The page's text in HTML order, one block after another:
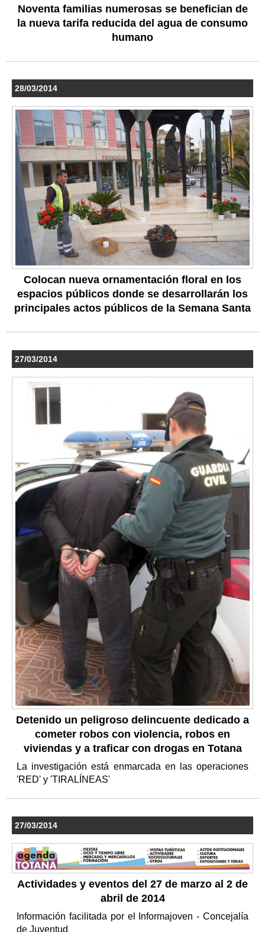
Noventa familias numerosas se benefician de
la nueva tarifa reducida del agua de consumo
humano
28/03/2014
Colocan nueva ornamentación floral en los
espacios públicos donde se desarrollarán los
principales actos públicos de la Semana Santa
27/03/2014
Detenido un peligroso delincuente dedicado a
cometer robos con violencia, robos en
viviendas y a traficar con drogas en Totana
La investigación está enmarcada en las operaciones
'RED' y 'TIRALÍNEAS'
27/03/2014
Actividades y eventos del 27 de marzo al 2 de
abril de 2014
Información facilitada por el Informajoven - Concejalía
de Juventud